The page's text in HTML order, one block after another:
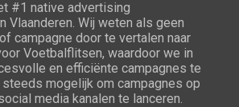
#1 native advertising
Vlaanderen. Wij weten als geen
campagne door te vertalen naar
Voetbalflitsen, waardoor we in
en efficiënte campagnes te
mogelijk om campagnes op
media kanalen te lanceren.